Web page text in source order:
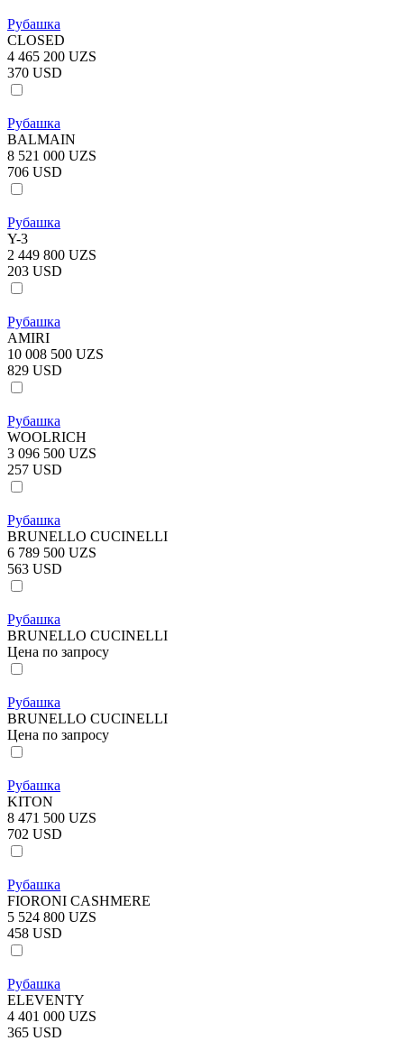
Рубашка
CLOSED
4 465 200 UZS
370 USD
Рубашка
BALMAIN
8 521 000 UZS
706 USD
Рубашка
Y-3
2 449 800 UZS
203 USD
Рубашка
AMIRI
10 008 500 UZS
829 USD
Рубашка
WOOLRICH
3 096 500 UZS
257 USD
Рубашка
BRUNELLO CUCINELLI
6 789 500 UZS
563 USD
Рубашка
BRUNELLO CUCINELLI
Цена по запросу
Рубашка
BRUNELLO CUCINELLI
Цена по запросу
Рубашка
KITON
8 471 500 UZS
702 USD
Рубашка
FIORONI CASHMERE
5 524 800 UZS
458 USD
Рубашка
ELEVENTY
4 401 000 UZS
365 USD